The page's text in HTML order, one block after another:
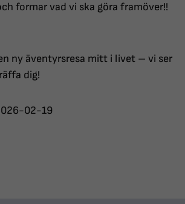
formar vad vi ska göra framöver!!
ny äventyrsresa mitt i livet – vi ser
dig!
02-19
på Facebook